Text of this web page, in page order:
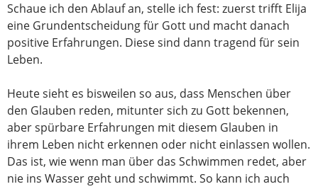
Schaue ich den Ablauf an, stelle ich fest: zuerst trifft Elija
eine Grundentscheidung für Gott und macht danach
positive Erfahrungen. Diese sind dann tragend für sein
Leben.
Heute sieht es bisweilen so aus, dass Menschen über
den Glauben reden, mitunter sich zu Gott bekennen,
aber spürbare Erfahrungen mit diesem Glauben in
ihrem Leben nicht erkennen oder nicht einlassen wollen.
Das ist, wie wenn man über das Schwimmen redet, aber
nie ins Wasser geht und schwimmt. So kann ich auch